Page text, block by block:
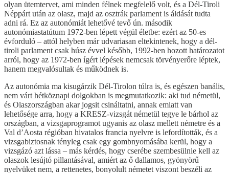
olyan ütemtervet, ami minden félnek megfelelő volt, és a Dél-Tiroli
Néppárt után az olasz, majd az osztrák parlament is áldását tudta
adni rá. Ez az autonómiát lehetővé tevő ún. második
autonómiastatútum 1972-ben lépett végül életbe: ezért az 50-es
évforduló – attól helyben már udvariasan eltekintenek, hogy a dél-
tiroli parlament csak húsz évvel később, 1992-ben hozott határozatot
arról, hogy az 1972-ben ígért lépések nemcsak törvényerőre léptek,
hanem megvalósultak és működnek is.
Az autonómia ma kisugárzik Dél-Tirolon túlra is, és egészen banális,
nem várt hétköznapi dolgokban is megmutatkozik: aki tud németül,
és Olaszországban akar jogsit csináltatni, annak emiatt van
lehetősége arra, hogy a KRESZ-vizsgát németül tegye le bárhol az
országban, a vizsgaprogramot ugyanis az olasz mellett németre és a
Val d’Aosta régióban hivatalos francia nyelvre is lefordították, és a
vizsgabiztosnak tényleg csak egy gombnyomásába kerül, hogy a
vizsgázó azt lássa – más kérdés, hogy cserébe szembesülnie kell az
olaszok lesújtó pillantásával, amiért az ő dallamos, gyönyörű
nyelvüket nem, a rettenetes, bonyolult németet viszont beszéli az